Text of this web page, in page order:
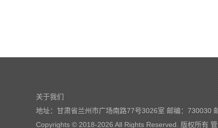
关于我们
地址：甘肃省兰州市广场南路77号3026室 邮编：730030
Copyrights © 2018-2026 All Rights Reserved. 版权所有